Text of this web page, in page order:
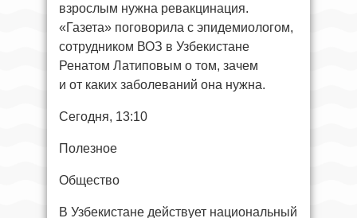
взрослым нужна ревакцинация.
«Газета» поговорила с эпидемиологом,
сотрудником ВОЗ в Узбекистане
Ренатом Латиповым о том, зачем
и от каких заболеваний она нужна.
Сегодня, 13:10
Полезное
Общество
В Узбекистане действует национальный